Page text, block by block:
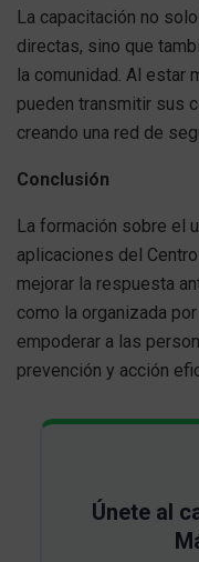
La capacitación no
directas, sino que
la comunidad. Al estar
pueden transmitir sus
creando una red de
Conclusión
La formación sobre el
aplicaciones del
mejorar la respuesta
como la organizada
empoderar a las
prevención y acción
Únete al